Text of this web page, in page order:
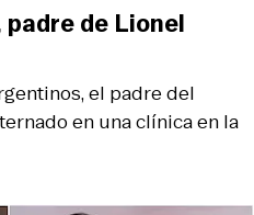
el padre del
en una clínica en la
de Lionel